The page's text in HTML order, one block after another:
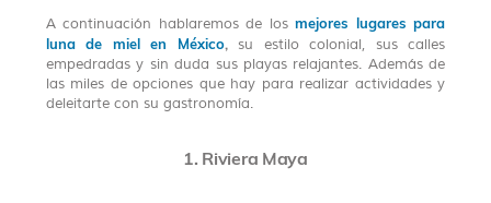
A continuación hablaremos de losmejores lugares para
luna de miel en México,su estilo colonial, sus calles
empedradas y sin duda sus playas relajantes. Además de
las miles de opciones que hay para realizar actividades y
deleitarte con su gastronomía.
1. Riviera Maya